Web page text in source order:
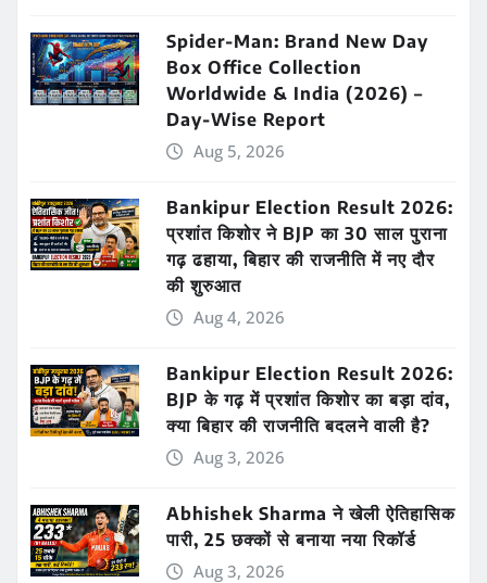
Spider-Man: Brand New Day
Box Office Collection
Worldwide & India (2026) –
Day-Wise Report
Aug 5, 2026
Bankipur Election Result 2026:
प्रशांत किशोर ने BJP का 30 साल पुराना
गढ़ ढहाया, बिहार की राजनीति में नए दौर
की शुरुआत
Aug 4, 2026
Bankipur Election Result 2026:
BJP के गढ़ में प्रशांत किशोर का बड़ा दांव,
क्या बिहार की राजनीति बदलने वाली है?
Aug 3, 2026
Abhishek Sharma ने खेली ऐतिहासिक
पारी, 25 छक्कों से बनाया नया रिकॉर्ड
Aug 3, 2026